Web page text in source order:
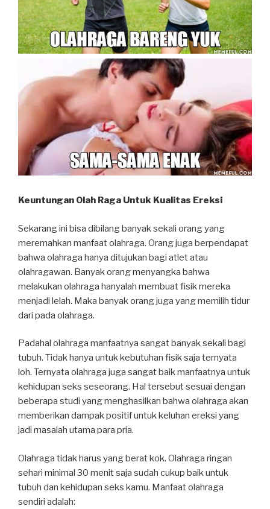
Keuntungan Olah Raga Untuk Kualitas Ereksi
Sekarang ini bisa dibilang banyak sekali orang yang
meremahkan manfaat olahraga. Orang juga berpendapat
bahwa olahraga hanya ditujukan bagi atlet atau
olahragawan. Banyak orang menyangka bahwa
melakukan olahraga hanyalah membuat fisik mereka
menjadi lelah. Maka banyak orang juga yang memilih tidur
dari pada olahraga.
Padahal olahraga manfaatnya sangat banyak sekali bagi
tubuh. Tidak hanya untuk kebutuhan fisik saja ternyata
loh. Ternyata olahraga juga sangat baik manfaatnya untuk
kehidupan seks seseorang. Hal tersebut sesuai dengan
beberapa studi yang menghasilkan bahwa olahraga akan
memberikan dampak positif untuk keluhan ereksi yang
jadi masalah utama para pria.
Olahraga tidak harus yang berat kok. Olahraga ringan
sehari minimal 30 menit saja sudah cukup baik untuk
tubuh dan kehidupan seks kamu. Manfaat olahraga
sendiri adalah: